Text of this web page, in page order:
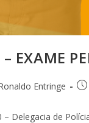
– EXAME
Entringe
de